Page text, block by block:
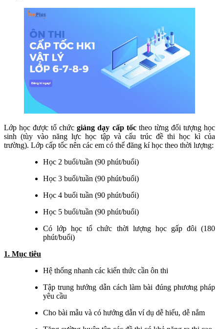
Lớp học được tổ chứcgiảng dạy cấp tốctheo từng đối tượng học
sinh (tùy vào năng lực học tập và cấu trúc đề thi học kì của
trường). Lớp cấp tốc nên các em có thể đăng kí học theo thời lượng:
Học 2 buổi/tuần (90 phút/buổi)
Học 3 buổi/tuần (90 phút/buổi)
Học 4 buổi tuần (90 phút/buổi)
Học 5 buổi/tuần (90 phút/buổi)
Có lớp học tổ chức thời lượng học gấp đôi (180
phút/buổi)
1. Mục tiêu
Hệ thống nhanh các kiến thức cần ôn thi
Tập trung hướng dẫn cách làm bài đúng phương pháp
yêu cầu
Cho bài mẫu và có hướng dẫn ví dụ dễ hiểu, dễ nắm